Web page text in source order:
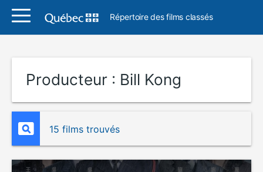
Répertoire des films classés
Producteur : Bill Kong
15 films trouvés